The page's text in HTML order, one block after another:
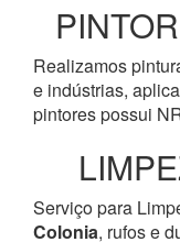
Realizamos
e indústrias,
pintores possui
Serviço para
Colonia, rufos e